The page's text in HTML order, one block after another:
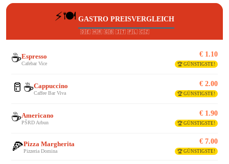
⚡🍽️ GASTRO PREISVERGLEICH
🇩🇪 🇭🇷 🇬🇧 🇮🇹 🇵🇱 🇨🇿
☕Espresso
Cafebar Vice
€ 1.10
🏆 GÜNSTIGSTE!
🥛☕Cappuccino
Caffee Bar Viva
€ 2.00
🏆 GÜNSTIGSTE!
☕Americano
PŠRD Arbun
€ 1.90
🏆 GÜNSTIGSTE!
🍕Pizza Margherita
Pizzeria Domina
€ 7.00
🏆 GÜNSTIGSTE!